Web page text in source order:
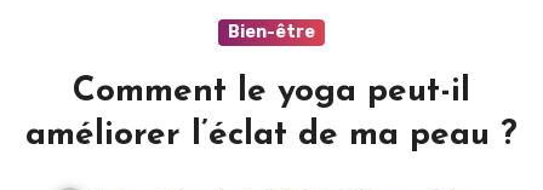
Bien-être
Comment le yoga peut-il
améliorer l’éclat de ma peau ?